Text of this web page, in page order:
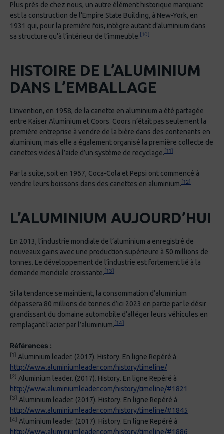
Plus près de chez nous, un autre élément historique marquant
est la construction de l’Empire State Building, à New-York, en
1931 qui, pour la première fois, intègre autant d’aluminium dans
sa structure qu’à l’intérieur de l’immeuble. [10]
HISTOIRE DE L’ALUMINIUM
DANS L’EMBALLAGE
L’invention, en 1958, de la canette en aluminium a été partagée
entre Kaiser Aluminium et Coors. Coors n’était pas seulement la
première entreprise à vendre de la bière dans des contenants en
aluminium, mais elle a également organisé la première collecte de
canettes vides à l’aide d’un système de recyclage. [11]
Par la suite, soit en 1967, Coca-Cola et Pepsi ont commencé à
vendre leurs boissons dans des canettes en aluminium. [12]
L’ALUMINIUM AUJOURD’HUI
En 2013, l’industrie mondiale de l’aluminium a enregistré de
nouveaux gains avec une production supérieure à 50 millions de
tonnes. Le développement de l’industrie est fortement lié à la
demande mondiale croissante. [13]
Si la tendance se maintient, la consommation d’aluminium
dépassera 80 millions de tonnes d’ici 2023 en partie par le désir
grandissant du domaine automobile d’alléger leurs véhicules en
remplaçant l’acier par l’aluminium. [14]
Références :
[1]
Aluminium leader. (2017). History. En ligne Repéré à
http://www.aluminiumleader.com/history/timeline/
[2] Aluminium leader. (2017). History. En ligne Repéré à
http://www.aluminiumleader.com/history/timeline/#1821
[3]
Aluminium leader. (2017). History. En ligne Repéré à
http://www.aluminiumleader.com/history/timeline/#1845
[4]
Aluminium leader. (2017). History. En ligne Repéré à
http://www.aluminiumleader.com/history/timeline/#1886